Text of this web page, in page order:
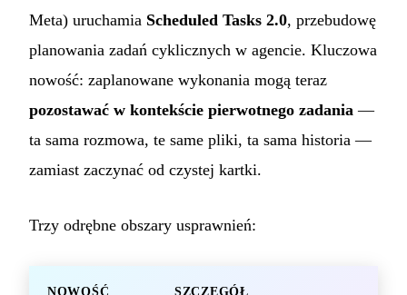
Meta) uruchamia Scheduled Tasks 2.0, przebudowę
planowania zadań cyklicznych w agencie. Kluczowa
nowość: zaplanowane wykonania mogą teraz
pozostawać w kontekście pierwotnego zadania —
ta sama rozmowa, te same pliki, ta sama historia —
zamiast zaczynać od czystej kartki.
Trzy odrębne obszary usprawnień:
NOWOŚĆ SZCZEGÓŁ